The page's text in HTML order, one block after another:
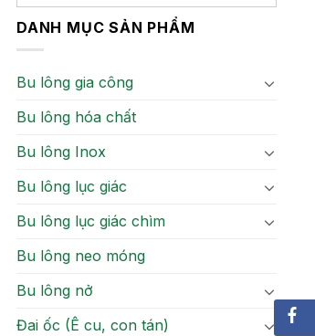
DANH MỤC SẢN PHẨM
Bu lông gia công
Bu lông hóa chất
Bu lông Inox
Bu lông lục giác
Bu lông lục giác chìm
Bu lông neo móng
Bu lông nở
Đai ốc (Ê cu, con tán)